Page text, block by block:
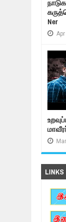
Ner
Apr
Mar
LINKS